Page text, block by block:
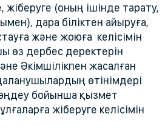
жіберуге (оның ішінде тарату,
дара біліктен айыруға,
және жоюға келісімін
өз дербес деректерін
Әкімшілікпен жасалған
өтінімдері
бойынша қызмет
жіберуге келісімін